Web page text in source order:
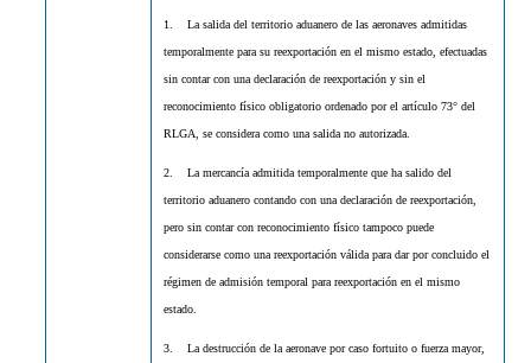
1. La salida del territorio aduanero de las aeronaves admitidas
temporalmente para su reexportación en el mismo estado, efectuadas
sin contar con una declaración de reexportación y sin el
reconocimiento físico obligatorio ordenado por el artículo 73° del
RLGA, se considera como una salida no autorizada.
2. La mercancía admitida temporalmente que ha salido del
territorio aduanero contando con una declaración de reexportación,
pero sin contar con reconocimiento físico tampoco puede
considerarse como una reexportación válida para dar por concluido el
régimen de admisión temporal para reexportación en el mismo
estado.
3. La destrucción de la aeronave por caso fortuito o fuerza mayor,